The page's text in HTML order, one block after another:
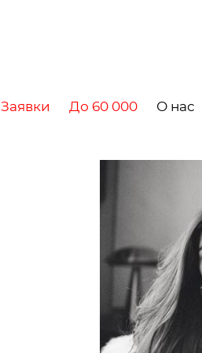
Заявки До 60 000 О нас